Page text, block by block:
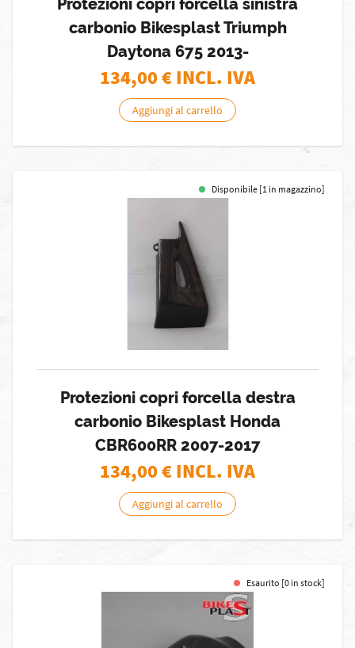
Protezioni copri forcella sinistra
carbonio Bikesplast Triumph
Daytona 675 2013-
134,00€ INCL. IVA
Aggiungi al carrello
Disponibile [1 in magazzino]
Protezioni copri forcella destra
carbonio Bikesplast Honda
CBR600RR 2007-2017
134,00€ INCL. IVA
Aggiungi al carrello
Esaurito [0 in stock]